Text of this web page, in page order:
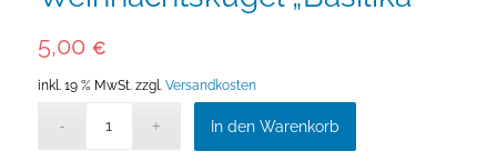
5,00 €
inkl. 19 % MwSt. zzgl. Versandkosten
In den Warenkorb